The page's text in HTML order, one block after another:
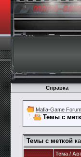
Справка
Mafia-Game Forum
Темы с
Темы с меткой
Тема /